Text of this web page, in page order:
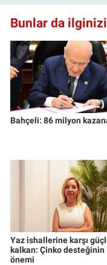
Bunlar da
Bahçeli: 86 milyon
Yaz ishallerine karşı
kalkan: Çinko desteğinin
önemi